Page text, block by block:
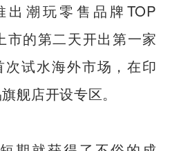
出潮玩零售品牌TOP
市的第二天开出第一家
试水海外市场，在印
舰店开设专区。